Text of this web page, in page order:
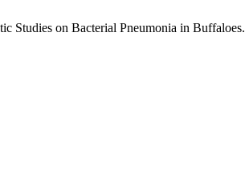
Studies on Bacterial Pneumonia in Buffaloes.